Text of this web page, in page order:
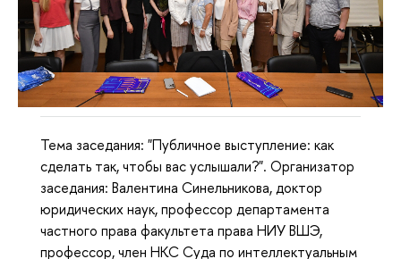
Тема заседания: "Публичное выступление: как
сделать так, чтобы вас услышали?". Организатор
заседания: Валентина Синельникова, доктор
юридических наук, профессор департамента
частного права факультета права НИУ ВШЭ,
профессор, член НКС Суда по интеллектуальным